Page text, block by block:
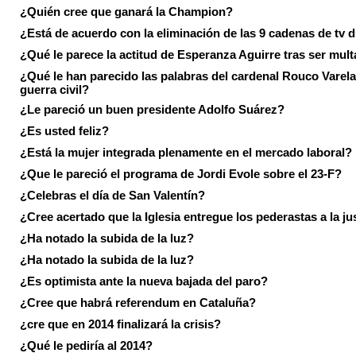
¿Quién cree que ganará la Champion?
¿Está de acuerdo con la eliminación de las 9 cadenas de tv
¿Qué le parece la actitud de Esperanza Aguirre tras ser
¿Qué le han parecido las palabras del cardenal Rouco
guerra civil?
¿Le pareció un buen presidente Adolfo Suárez?
¿Es usted feliz?
¿Está la mujer integrada plenamente en el mercado laboral?
¿Que le pareció el programa de Jordi Evole sobre el 23-F?
¿Celebras el día de San Valentín?
¿Cree acertado que la Iglesia entregue los pederastas a la
¿Ha notado la subida de la luz?
¿Ha notado la subida de la luz?
¿Es optimista ante la nueva bajada del paro?
¿Cree que habrá referendum en Cataluña?
¿cre que en 2014 finalizará la crisis?
¿Qué le pediría al 2014?